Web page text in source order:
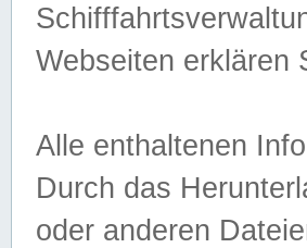
Webseiten erklären
Alle enthaltenen
Durch das
oder anderen